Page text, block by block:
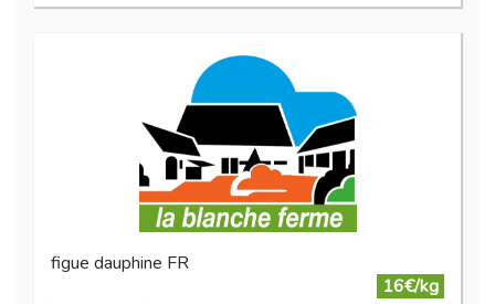
figue dauphine FR
16€/kg